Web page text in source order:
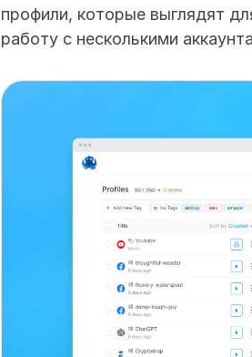
профили, которые выглядят
работу с несколькими